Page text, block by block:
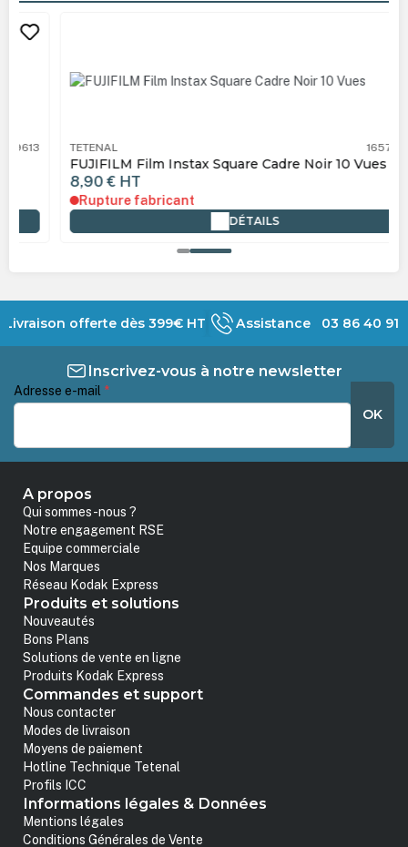
TETENAL 16576532
FUJIFILM Film Instax Square Cadre Noir 10 Vues
8,90 €HT
Rupture fabricant
DÉTAILS
Livraison offerte dès 399€ HT Assistance 03 86 40 91
Inscrivez-vous à notre newsletter
Adresse e-mail *
OK
A propos
Qui sommes-nous ?
Notre engagement RSE
Equipe commerciale
Nos Marques
Réseau Kodak Express
Produits et solutions
Nouveautés
Bons Plans
Solutions de vente en ligne
Produits Kodak Express
Commandes et support
Nous contacter
Modes de livraison
Moyens de paiement
Hotline Technique Tetenal
Profils ICC
Informations légales & Données
Mentions légales
Conditions Générales de Vente